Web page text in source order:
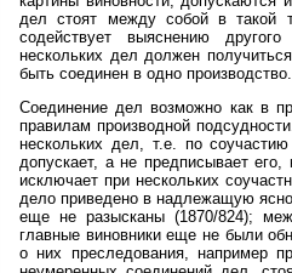
дел стоят между собой в такой
содействует выяснению
нескольких дел должен
быть соединен в одно производство.
Соединение дел возможно как в
правилам производной
нескольких дел, т.е. по
допускает, а не предписывает
исключает при нескольких
дело приведено в надлежащую
еще не разысканы (1870/824);
главные виновники еще не были
о них преследования, например